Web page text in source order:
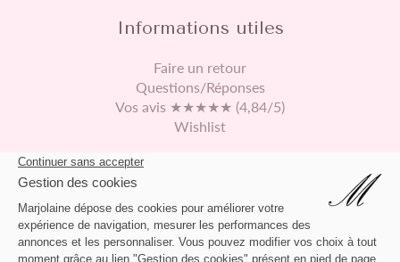
Continuez vos achats
Informations utiles
Faire un retour
Questions/Réponses
Vos avis ★★★★★ (4,84/5)
Wishlist
469 rue de Derontet